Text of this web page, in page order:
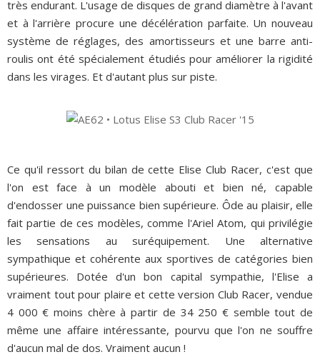
très endurant. L'usage de disques de grand diamètre à l'avant
et à l'arrière procure une décélération parfaite. Un nouveau
système de réglages, des amortisseurs et une barre anti-
roulis ont été spécialement étudiés pour améliorer la rigidité
dans les virages. Et d'autant plus sur piste.
Ce qu'il ressort du bilan de cette Elise Club Racer, c'est que
l'on est face à un modèle abouti et bien né, capable
d'endosser une puissance bien supérieure. Ôde au plaisir, elle
fait partie de ces modèles, comme l'Ariel Atom, qui privilégie
les sensations au suréquipement. Une alternative
sympathique et cohérente aux sportives de catégories bien
supérieures. Dotée d'un bon capital sympathie, l'Elise a
vraiment tout pour plaire et cette version Club Racer, vendue
4 000 € moins chère à partir de 34 250 € semble tout de
même une affaire intéressante, pourvu que l'on ne souffre
d'aucun mal de dos. Vraiment aucun !